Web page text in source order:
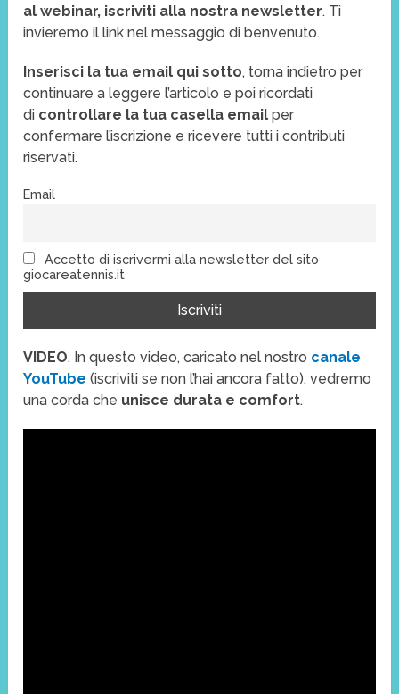
al webinar, iscriviti alla nostra newsletter. Ti
invieremo il link nel messaggio di benvenuto.
Inserisci la tua email qui sotto, torna indietro per
continuare a leggere l’articolo e poi ricordati
di controllare la tua casella emailper
confermare l’iscrizione e ricevere tutti i contributi
riservati.
Email
Accetto di iscrivermi alla newsletter del sito
giocareatennis.it
VIDEO. In questo video, caricato nel nostro canale
YouTube (iscriviti se non l’hai ancora fatto), vedremo
una corda che unisce durata e comfort.